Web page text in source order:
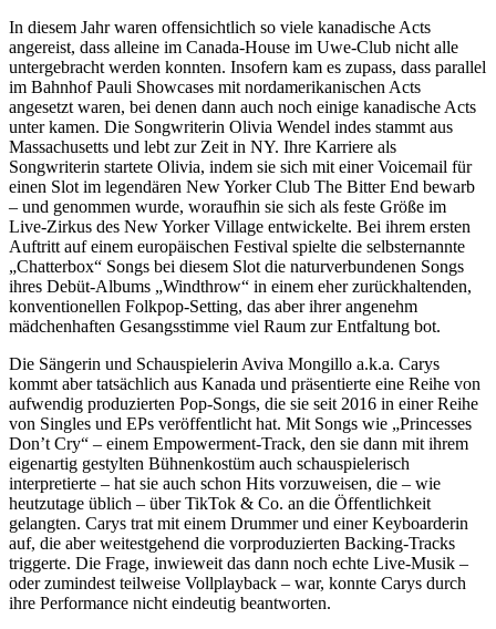
In diesem Jahr waren offensichtlich so viele kanadische Acts
angereist, dass alleine im Canada-House im Uwe-Club nicht alle
untergebracht werden konnten. Insofern kam es zupass, dass parallel
im Bahnhof Pauli Showcases mit nordamerikanischen Acts
angesetzt waren, bei denen dann auch noch einige kanadische Acts
unter kamen. Die Songwriterin Olivia Wendel indes stammt aus
Massachusetts und lebt zur Zeit in NY. Ihre Karriere als
Songwriterin startete Olivia, indem sie sich mit einer Voicemail für
einen Slot im legendären New Yorker Club The Bitter End bewarb
– und genommen wurde, woraufhin sie sich als feste Größe im
Live-Zirkus des New Yorker Village entwickelte. Bei ihrem ersten
Auftritt auf einem europäischen Festival spielte die selbsternannte
„Chatterbox“ Songs bei diesem Slot die naturverbundenen Songs
ihres Debüt-Albums „Windthrow“ in einem eher zurückhaltenden,
konventionellen Folkpop-Setting, das aber ihrer angenehm
mädchenhaften Gesangsstimme viel Raum zur Entfaltung bot.
Die Sängerin und Schauspielerin Aviva Mongillo a.k.a. Carys
kommt aber tatsächlich aus Kanada und präsentierte eine Reihe von
aufwendig produzierten Pop-Songs, die sie seit 2016 in einer Reihe
von Singles und EPs veröffentlicht hat. Mit Songs wie „Princesses
Don’t Cry“ – einem Empowerment-Track, den sie dann mit ihrem
eigenartig gestylten Bühnenkostüm auch schauspielerisch
interpretierte – hat sie auch schon Hits vorzuweisen, die – wie
heutzutage üblich – über TikTok & Co. an die Öffentlichkeit
gelangten. Carys trat mit einem Drummer und einer Keyboarderin
auf, die aber weitestgehend die vorproduzierten Backing-Tracks
triggerte. Die Frage, inwieweit das dann noch echte Live-Musik –
oder zumindest teilweise Vollplayback – war, konnte Carys durch
ihre Performance nicht eindeutig beantworten.